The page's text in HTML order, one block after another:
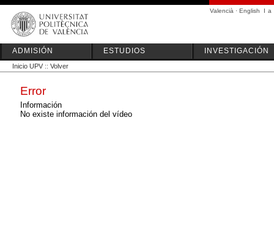
Valencià · English I a
ADMISIÓN ESTUDIOS INVESTIGACIÓN
Inicio UPV :: Volver
Error
Información
No existe información del vídeo